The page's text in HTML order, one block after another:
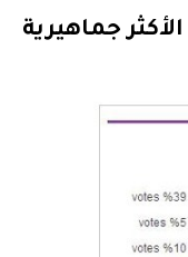
جماهيرية